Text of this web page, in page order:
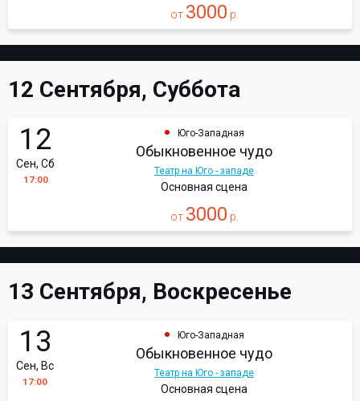
от 3000 р.
12 Сентября, Суббота
12
Сен, Сб
17:00
Юго-Западная
Обыкновенное чудо
Театр на Юго - западе
Основная сцена
от 3000 р.
13 Сентября, Воскресенье
13
Сен, Вс
17:00
Юго-Западная
Обыкновенное чудо
Театр на Юго - западе
Основная сцена